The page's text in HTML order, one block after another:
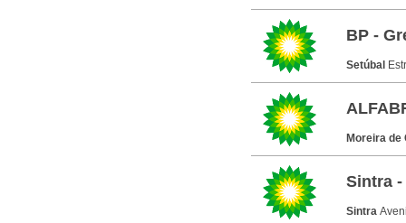
BP -
Setúbal
Moreira
Sintra -
Sintra